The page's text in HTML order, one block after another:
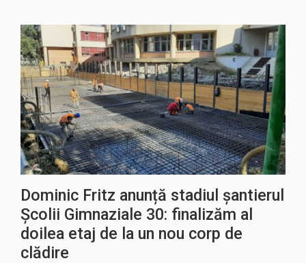
Dominic Fritz anunță stadiul șantierul
Școlii Gimnaziale 30: finalizăm al
doilea etaj de la un nou corp de
clădire